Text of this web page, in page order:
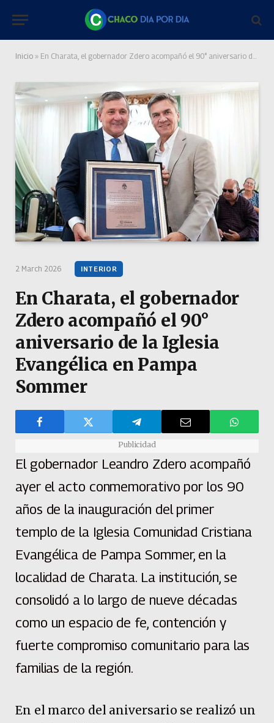
Inicio » En Charata, el gobernador Zdero acompañó el 90° aniversario de la Iglesia Evangélica en Pampa Sommer
2 March 2026 INTERIOR
En Charata, el gobernador
Zdero acompañó el 90°
aniversario de la Iglesia
Evangélica en Pampa
Sommer
Publicidad
El gobernador Leandro Zdero acompañó
ayer el acto conmemorativo por los 90
años de la inauguración del primer
templo de la Iglesia Comunidad Cristiana
Evangélica de Pampa Sommer, en la
localidad de Charata. La institución, se
consolidó a lo largo de nueve décadas
como un espacio de fe, contención y
fuerte compromiso comunitario para las
familias de la región.
En el marco del aniversario se realizó un